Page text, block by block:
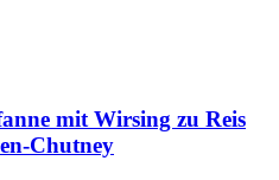
mit Wirsing zu Reis
Chutney